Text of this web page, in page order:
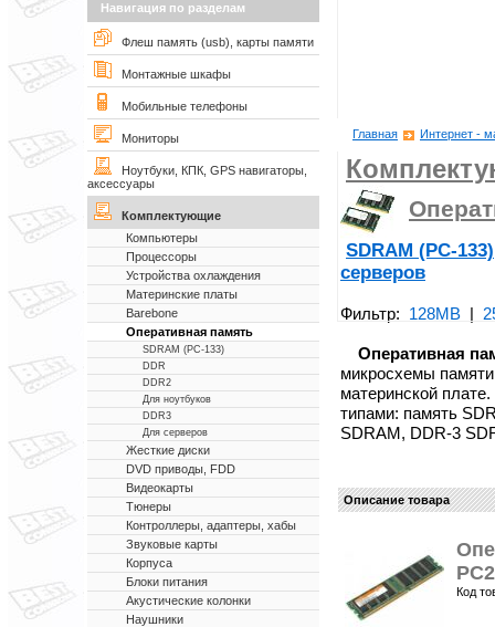
Навигация по разделам
Флеш память (usb), карты памяти
Монтажные шкафы
Мобильные телефоны
Мониторы
Ноутбуки, КПК, GPS навигаторы,
аксессуары
Комплектующие
Компьютеры
Процессоры
Устройства охлаждения
Материнские платы
Barebone
Оперативная память
SDRAM (PC-133)
DDR
DDR2
Для ноутбуков
DDR3
Для серверов
Жесткие диски
DVD приводы, FDD
Видеокарты
Тюнеры
Контроллеры, адаптеры, хабы
Звуковые карты
Корпуса
Блоки питания
Акустические колонки
Наушники
Главная Интернет -
SDRAM (PC-133)
серверов
Фильтр: 128MB |
Оперативная
микросхемы
материнской
типами: память
SDRAM, DDR-3
Описание товара
Код